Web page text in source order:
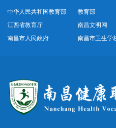
中华人民共和国教育部
教育部
江西省教育厅
南昌文明网
南昌市人民政府
南昌市卫生学